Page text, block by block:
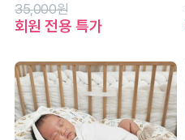
35,000원
회원 전용 특가